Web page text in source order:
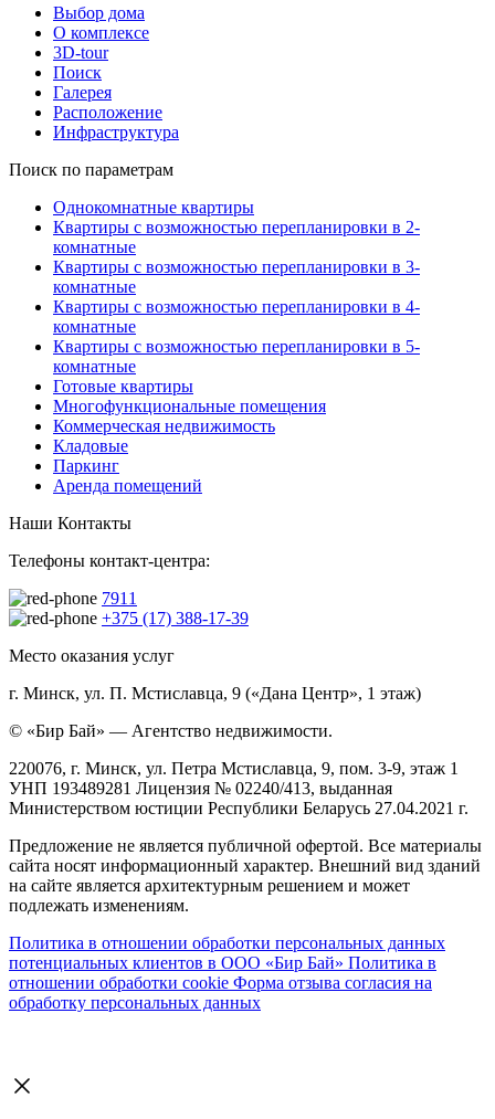
Выбор дома
О комплексе
3D-tour
Поиск
Галерея
Расположение
Инфраструктура
Поиск по параметрам
Однокомнатные квартиры
Квартиры с возможностью перепланировки в 2-
комнатные
Квартиры с возможностью перепланировки в 3-
комнатные
Квартиры с возможностью перепланировки в 4-
комнатные
Квартиры с возможностью перепланировки в 5-
комнатные
Готовые квартиры
Многофункциональные помещения
Коммерческая недвижимость
Кладовые
Паркинг
Аренда помещений
Наши Контакты
Телефоны контакт-центра:
7911
+375 (17) 388-17-39
Место оказания услуг
г. Минск, ул. П. Мстиславца, 9 («Дана Центр», 1 этаж)
© «Бир Бай» — Агентство недвижимости.
220076, г. Минск, ул. Петра Мстиславца, 9, пом. 3-9, этаж 1
УНП 193489281 Лицензия № 02240/413, выданная
Министерством юстиции Республики Беларусь 27.04.2021 г.
Предложение не является публичной офертой. Все материалы
сайта носят информационный характер. Внешний вид зданий
на сайте является архитектурным решением и может
подлежать изменениям.
Политика в отношении обработки персональных данных
потенциальных клиентов в ООО «Бир Бай» Политика в
отношении обработки cookie Форма отзыва согласия на
обработку персональных данных